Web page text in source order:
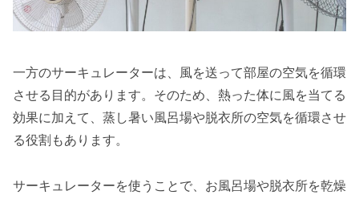
一方のサーキュレーターは、風を送って部屋の空気を循環
させる目的があります。そのため、熱った体に風を当てる
効果に加えて、蒸し暑い風呂場や脱衣所の空気を循環させ
る役割もあります。
サーキュレーターを使うことで、お風呂場や脱衣所を乾燥